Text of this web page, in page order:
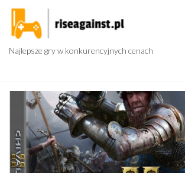
Przejdź
treści
Najlepsze gry w konkurencyjnych cenach